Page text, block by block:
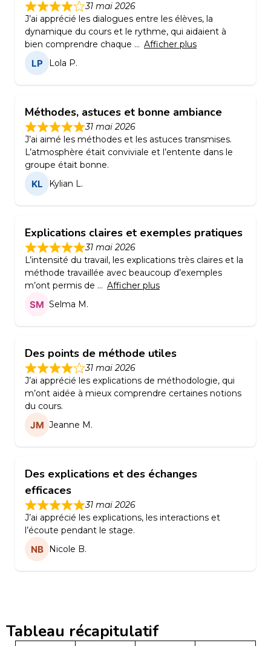
31 mai 2026
J’ai apprécié les dialogues entre les élèves, la
dynamique du cours et le rythme, qui aidaient à
bien comprendre chaque
Afficher plus
Lola P.
Méthodes, astuces et bonne ambiance
31 mai 2026
J’ai aimé les méthodes et les astuces transmises.
L’atmosphère était conviviale et l’entente dans le
groupe était bonne.
Kylian L.
Explications claires et exemples pratiques
31 mai 2026
L’intensité du travail, les explications très claires et la
méthode travaillée avec beaucoup d’exemples
m’ont permis de
Afficher plus
Selma M.
Des points de méthode utiles
31 mai 2026
J’ai apprécié les explications de méthodologie, qui
m’ont aidée à mieux comprendre certaines notions
du cours.
Jeanne M.
Des explications et des échanges
efficaces
31 mai 2026
J’ai apprécié les explications, les interactions et
l’écoute pendant le stage.
Nicole B.
Tableau récapitulatif